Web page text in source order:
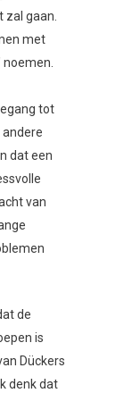
zal gaan.
met
noemen.
tot
dat een
van
de
is
Dückers
denk dat